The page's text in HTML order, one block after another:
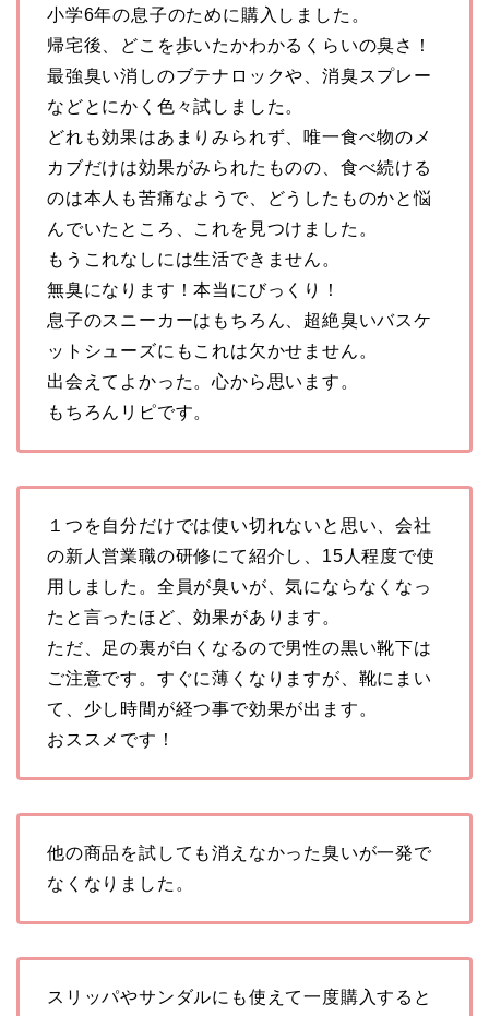
小学6年の息子のために購入しました。
帰宅後、どこを歩いたかわかるくらいの臭さ！
最強臭い消しのブテナロックや、消臭スプレー
などとにかく色々試しました。
どれも効果はあまりみられず、唯一食べ物のメ
カブだけは効果がみられたものの、食べ続ける
のは本人も苦痛なようで、どうしたものかと悩
んでいたところ、これを見つけました。
もうこれなしには生活できません。
無臭になります！本当にびっくり！
息子のスニーカーはもちろん、超絶臭いバスケ
ットシューズにもこれは欠かせません。
出会えてよかった。心から思います。
もちろんリピです。
１つを自分だけでは使い切れないと思い、会社
の新人営業職の研修にて紹介し、15人程度で使
用しました。全員が臭いが、気にならなくなっ
たと言ったほど、効果があります。
ただ、足の裏が白くなるので男性の黒い靴下は
ご注意です。すぐに薄くなりますが、靴にまい
て、少し時間が経つ事で効果が出ます。
おススメです！
他の商品を試しても消えなかった臭いが一発で
なくなりました。
スリッパやサンダルにも使えて一度購入すると